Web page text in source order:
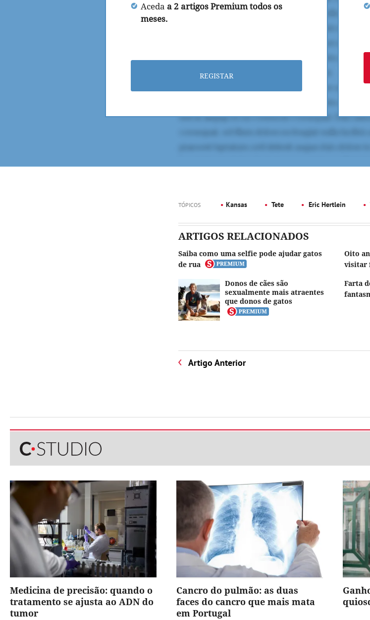
Aceda a 2 artigos Premium todos os
meses.
REGISTAR
TÓPICOS Kansas Tete Eric Hertlein
ARTIGOS RELACIONADOS
Saiba como uma selfie pode ajudar gatos
de rua
Oito
visitar
Donos de cães são
sexualmente mais atraentes
que donos de gatos
Farta
Artigo Anterior
Medicina de precisão: quando o
tratamento se ajusta ao ADN do
tumor
Cancro do pulmão: as duas
faces do cancro que mais mata
em Portugal